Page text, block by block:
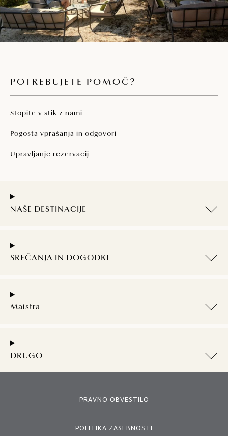
POTREBUJETE POMOČ?
Stopite v stik z nami
Pogosta vprašanja in odgovori
Upravljanje rezervacij
NAŠE DESTINACIJE
SREČANJA IN DOGODKI
Maistra
DRUGO
PRAVNO OBVESTILO
POLITIKA ZASEBNOSTI